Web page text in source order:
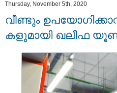
Thursday, November 5th, 2020
വീണ്ടും
കളുമായി ഖലീഫ യൂണി